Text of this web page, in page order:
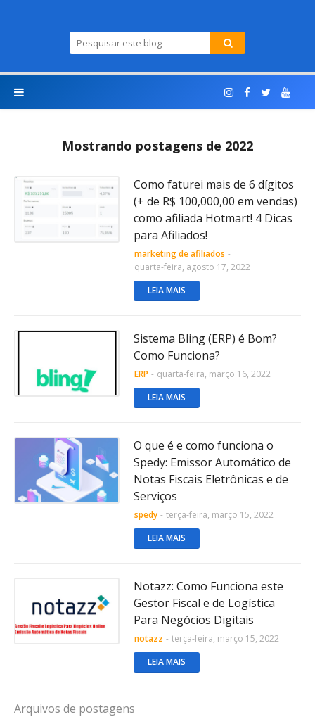
Mostrando postagens de 2022
Como faturei mais de 6 dígitos
(+ de R$ 100,000,00 em vendas)
como afiliada Hotmart! 4 Dicas
para Afiliados!
marketing de afiliados -
quarta-feira, agosto 17, 2022
LEIA MAIS
Sistema Bling (ERP) é Bom?
Como Funciona?
ERP - quarta-feira, março 16, 2022
LEIA MAIS
O que é e como funciona o
Spedy: Emissor Automático de
Notas Fiscais Eletrônicas e de
Serviços
spedy - terça-feira, março 15, 2022
LEIA MAIS
Notazz: Como Funciona este
Gestor Fiscal e de Logística
Para Negócios Digitais
notazz - terça-feira, março 15, 2022
LEIA MAIS
Arquivos de postagens